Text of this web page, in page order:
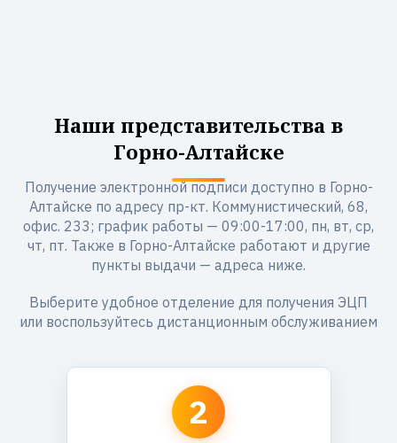
Наши представительства в
Горно-Алтайске
Получение электронной подписи доступно в Горно-
Алтайске по адресу пр-кт. Коммунистический, 68,
офис. 233; график работы — 09:00-17:00, пн, вт, ср,
чт, пт. Также в Горно-Алтайске работают и другие
пункты выдачи — адреса ниже.
Выберите удобное отделение для получения ЭЦП
или воспользуйтесь дистанционным обслуживанием
2